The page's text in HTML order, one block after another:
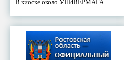
В киоске около УНИВЕРМАГА